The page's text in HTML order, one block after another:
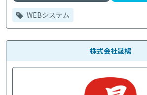
WEBシステム
株式会社晟楊